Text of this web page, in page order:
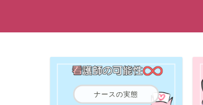
ナースの実態